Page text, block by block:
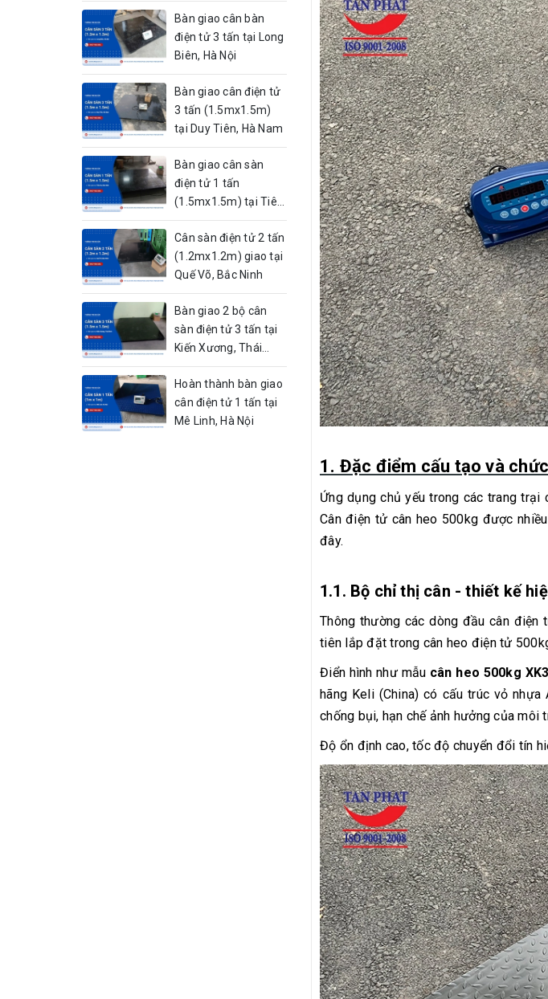
1. Đặc điểm cấu tạo và
Ứng dụng chủ yếu trong các trang
Cân điện tử cân heo 500kg được
đây.
1.1. Bộ chỉ thị cân - thiết kế
Thông thường các dòng đầu cân
tiên lắp đặt trong cân heo điện tử
Điển hình như mẫu cân heo 500kg
hãng Keli (China) có cấu trúc vỏ
chống bụi, hạn chế ảnh hưởng của môi
Độ ổn định cao, tốc độ chuyển đổi tín
Bàn giao cân bàn
điện tử 3 tấn tại Long
Biên, Hà Nội
Bàn giao cân điện tử
3 tấn (1.5mx1.5m)
tại Duy Tiên, Hà Nam
Bàn giao cân sàn
điện tử 1 tấn
(1.5mx1.5m) tại Tiên
Du, Bắc Ninh
Cân sàn điện tử 2 tấn
(1.2mx1.2m) giao tại
Quế Võ, Bắc Ninh
Bàn giao 2 bộ cân
sàn điện tử 3 tấn tại
Kiến Xương, Thái
Bình
Hoàn thành bàn giao
cân điện tử 1 tấn tại
Mê Linh, Hà Nội